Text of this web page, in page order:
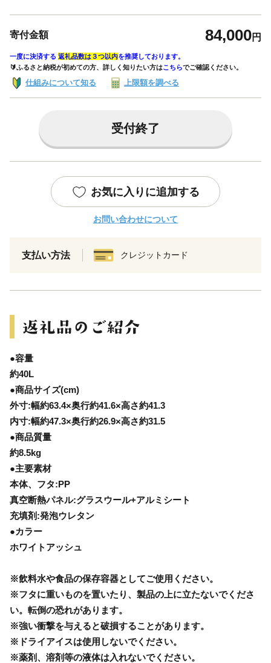
寄付金額 84,000円
一度に決済する 返礼品数は３つ以内を推奨しております。
🔰ふるさと納税が初めての方、詳しく知りたい方はこちらでご確認ください。
仕組みについて知る 上限額を調べる
受付終了
お気に入りに追加する
お問い合わせについて
支払い方法 クレジットカード
●容量
約40L
●商品サイズ(cm)
外寸:幅約63.4×奥行約41.6×高さ約41.3
内寸:幅約47.3×奥行約26.9×高さ約31.5
●商品質量
約8.5kg
●主要素材
本体、フタ:PP
真空断熱パネル:グラスウール+アルミシート
充填剤:発泡ウレタン
●カラー
ホワイトアッシュ
※飲料水や食品の保存容器としてご使用ください。
※フタに重いものを置いたり、製品の上に立たないでくださ
い。転倒の恐れがあります。
※強い衝撃を与えると破損することがあります。
※ドライアイスは使用しないでください。
※薬剤、溶剤等の液体は入れないでください。